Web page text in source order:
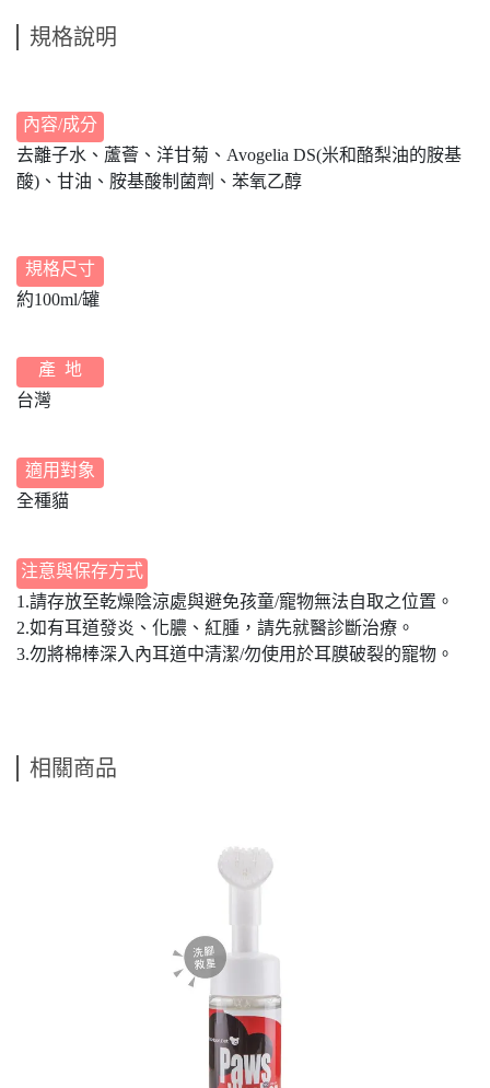
規格說明
內容/成分
去離子水、蘆薈、洋甘菊、Avogelia DS(米和酪梨油的胺基
酸)、甘油、胺基酸制菌劑、苯氧乙醇
規格尺寸
約100ml/罐
產 地
台灣
適用對象
全種貓
注意與保存方式
1.請存放至乾燥陰涼處與避免孩童/寵物無法自取之位置。
2.如有耳道發炎、化膿、紅腫，請先就醫診斷治療。
3.勿將棉棒深入內耳道中清潔/勿使用於耳膜破裂的寵物。
相關商品